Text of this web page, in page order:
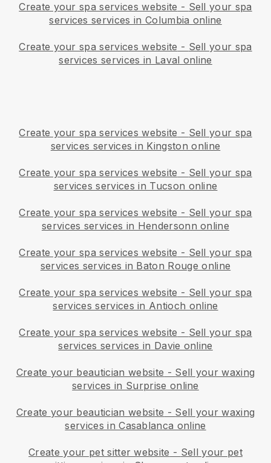
Create your spa services website - Sell your spa
services services in Columbia online
Create your spa services website - Sell your spa
services services in Laval online
Create your spa services website - Sell your spa
services services in Kingston online
Create your spa services website - Sell your spa
services services in Tucson online
Create your spa services website - Sell your spa
services services in Hendersonn online
Create your spa services website - Sell your spa
services services in Baton Rouge online
Create your spa services website - Sell your spa
services services in Antioch online
Create your spa services website - Sell your spa
services services in Davie online
Create your beautician website - Sell your waxing
services in Surprise online
Create your beautician website - Sell your waxing
services in Casablanca online
Create your pet sitter website - Sell your pet